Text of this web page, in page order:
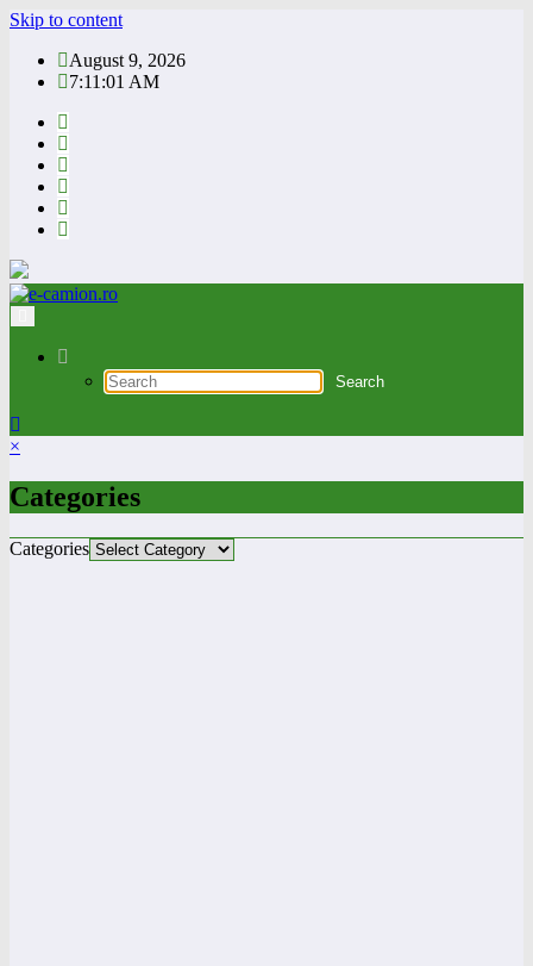
Skip to content
August 9, 2026
7:11:01 AM
×
Categories
Categories